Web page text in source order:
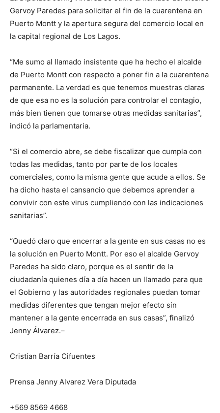
Gervoy Paredes para solicitar el fin de la cuarentena en
Puerto Montt y la apertura segura del comercio local en
la capital regional de Los Lagos.
“Me sumo al llamado insistente que ha hecho el alcalde
de Puerto Montt con respecto a poner fin a la cuarentena
permanente. La verdad es que tenemos muestras claras
de que esa no es la solución para controlar el contagio,
más bien tienen que tomarse otras medidas sanitarias”,
indicó la parlamentaria.
“Si el comercio abre, se debe fiscalizar que cumpla con
todas las medidas, tanto por parte de los locales
comerciales, como la misma gente que acude a ellos. Se
ha dicho hasta el cansancio que debemos aprender a
convivir con este virus cumpliendo con las indicaciones
sanitarias”.
“Quedó claro que encerrar a la gente en sus casas no es
la solución en Puerto Montt. Por eso el alcalde Gervoy
Paredes ha sido claro, porque es el sentir de la
ciudadanía quienes día a día hacen un llamado para que
el Gobierno y las autoridades regionales puedan tomar
medidas diferentes que tengan mejor efecto sin
mantener a la gente encerrada en sus casas”, finalizó
Jenny Álvarez.–
Cristian Barría Cifuentes
Prensa Jenny Alvarez Vera Diputada
+569 8569 4668